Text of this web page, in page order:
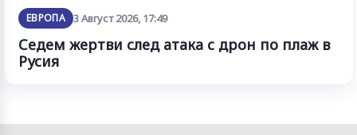
ЕВРОПА 3 Август 2026, 17:49
Седем жертви след атака с дрон по плаж в
Русия